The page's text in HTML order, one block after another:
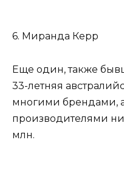
6. Миранда Керр
Еще один, также
33-летняя
многими брендами,
производителями
млн.